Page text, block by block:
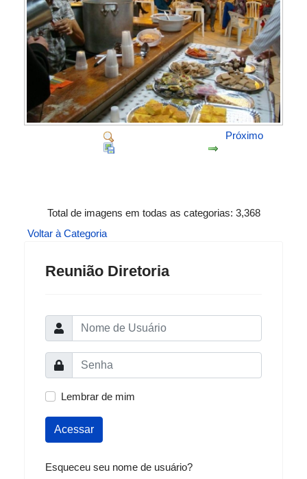
Próximo
Total de imagens em todas as categorias: 3,368
Voltar à Categoria
Reunião Diretoria
Lembrar de mim
Acessar
Esqueceu seu nome de usuário?